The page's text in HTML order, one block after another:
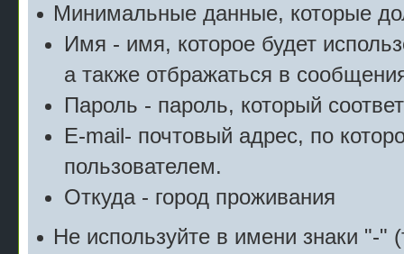
Минимальные данные, которые
Имя - имя, которое будет
а также отбражаться в
Пароль - пароль, который
E-mail- почтовый адрес, по
пользователем.
Откуда - город проживания
Не используйте в имени знаки "-"